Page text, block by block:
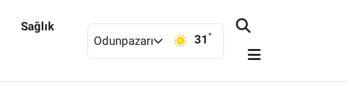
Sağlık
Odunpazarı 31 °